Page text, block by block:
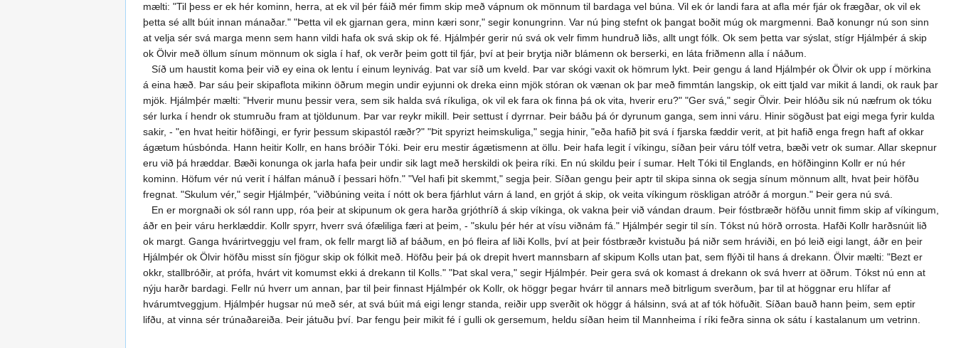
mælti: "Til þess er ek hér kominn, herra, at ek vil þér fáið mér fimm skip með vápnum ok mönnum til bardaga vel búna. Vil ek ór landi fara at afla mér fjár ok frægðar, ok vil ek
þetta sé allt búit innan mánaðar." "Þetta vil ek gjarnan gera, minn kæri sonr," segir konungrinn. Var nú þing stefnt ok þangat boðit múg ok margmenni. Bað konungr nú son sinn
at velja sér svá marga menn sem hann vildi hafa ok svá skip ok fé. Hjálmþér gerir nú svá ok velr fimm hundruð liðs, allt ungt fólk. Ok sem þetta var sýslat, stígr Hjálmþér á skip
ok Ölvir með öllum sínum mönnum ok sigla í haf, ok verðr þeim gott til fjár, því at þeir brytja niðr blámenn ok berserki, en láta friðmenn alla í náðum.
Síð um haustit koma þeir við ey eina ok lentu í einum leynivág. Þat var síð um kveld. Þar var skógi vaxit ok hömrum lykt. Þeir gengu á land Hjálmþér ok Ölvir ok upp í mörkina
á eina hæð. Þar sáu þeir skipaflota mikinn öðrum megin undir eyjunni ok dreka einn mjök stóran ok vænan ok þar með fimmtán langskip, ok eitt tjald var mikit á landi, ok rauk þar
mjök. Hjálmþér mælti: "Hverir munu þessir vera, sem sik halda svá ríkuliga, ok vil ek fara ok finna þá ok vita, hverir eru?" "Ger svá," segir Ölvir. Þeir hlóðu sik nú næfrum ok tóku
sér lurka í hendr ok stumruðu fram at tjöldunum. Þar var reykr mikill. Þeir settust í dyrrnar. Þeir báðu þá ór dyrunum ganga, sem inni váru. Hinir sögðust þat eigi mega fyrir kulda
sakir, - "en hvat heitir höfðingi, er fyrir þessum skipastól ræðr?" "Þit spyrizt heimskuliga," segja hinir, "eða hafið þit svá í fjarska fæddir verit, at þit hafið enga fregn haft af okkar
ágætum húsbónda. Hann heitir Kollr, en hans bróðir Tóki. Þeir eru mestir ágætismenn at öllu. Þeir hafa legit í víkingu, síðan þeir váru tólf vetra, bæði vetr ok sumar. Allar skepnur
eru við þá hræddar. Bæði konunga ok jarla hafa þeir undir sik lagt með herskildi ok þeira ríki. En nú skildu þeir í sumar. Helt Tóki til Englands, en höfðinginn Kollr er nú hér
kominn. Höfum vér nú verit í hálfan mánuð í þessari höfn." "Vel hafi þit skemmt," segja þeir. Síðan gengu þeir aptr til skipa sinna ok segja sínum mönnum allt, hvat þeir höfðu
fregnat. "Skulum vér," segir Hjálmþér, "viðbúning veita í nótt ok bera fjárhlut várn á land, en grjót á skip, ok veita víkingum röskligan atróðr á morgun." Þeir gera nú svá.
En er morgnaði ok sól rann upp, róa þeir at skipunum ok gera harða grjóthríð á skip víkinga, ok vakna þeir við vándan draum. Þeir fóstbræðr höfðu unnit fimm skip af víkingum,
áðr en þeir váru herklæddir. Kollr spyrr, hverr svá ófæliliga færi at þeim, - "skulu þér hér at vísu viðnám fá." Hjálmþér segir til sín. Tókst nú hörð orrosta. Hafði Kollr harðsnúit lið
ok margt. Ganga hvárirtveggju vel fram, ok fellr margt lið af báðum, en þó fleira af liði Kolls, því at þeir fóstbræðr kvistuðu þá niðr sem hráviði, en þó leið eigi langt, áðr en þeir
Hjálmþér ok Ölvir höfðu misst sín fjögur skip ok fólkit með. Höfðu þeir þá ok drepit hvert mannsbarn af skipum Kolls utan þat, sem flýði til hans á drekann. Ölvir mælti: "Bezt er
okkr, stallbróðir, at prófa, hvárt vit komumst ekki á drekann til Kolls." "Þat skal vera," segir Hjálmþér. Þeir gera svá ok komast á drekann ok svá hverr at öðrum. Tókst nú enn at
nýju harðr bardagi. Fellr nú hverr um annan, þar til þeir finnast Hjálmþér ok Kollr, ok höggr þegar hvárr til annars með bitrligum sverðum, þar til at höggnar eru hlífar af
hvárumtveggjum. Hjálmþér hugsar nú með sér, at svá búit má eigi lengr standa, reiðir upp sverðit ok höggr á hálsinn, svá at af tók höfuðit. Síðan bauð hann þeim, sem eptir
lifðu, at vinna sér trúnaðareiða. Þeir játuðu því. Þar fengu þeir mikit fé í gulli ok gersemum, heldu síðan heim til Mannheima í ríki feðra sinna ok sátu í kastalanum um vetrinn.